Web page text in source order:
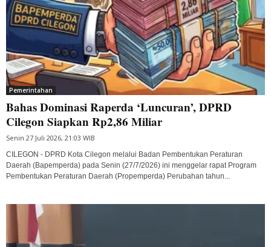
Pemerintahan
Bahas Dominasi Raperda ‘Luncuran’, DPRD
Cilegon Siapkan Rp2,86 Miliar
Senin 27 Juli 2026, 21:03 WIB
CILEGON - DPRD Kota Cilegon melalui Badan Pembentukan Peraturan
Daerah (Bapemperda) pada Senin (27/7/2026) ini menggelar rapat Program
Pembentukan Peraturan Daerah (Propemperda) Perubahan tahun...